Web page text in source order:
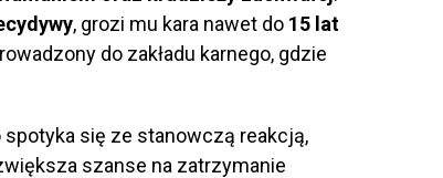
, grozi mu kara nawet do 15 lat
do zakładu karnego, gdzie
się ze stanowczą reakcją,
szanse na zatrzymanie